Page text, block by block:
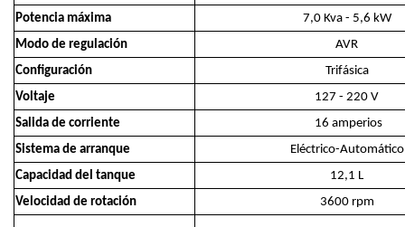
Potencia máxima
7,0 Kva - 5,6 kW
Modo de regulación
AVR
Configuración
Trifásica
Voltaje
127 - 220 V
Salida de corriente
16 amperios
Sistema de arranque
Eléctrico-Automático
Capacidad del tanque
12,1 L
Velocidad de rotación
3600 rpm